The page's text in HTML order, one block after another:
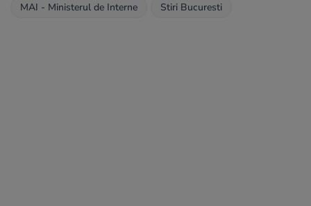
MAI - Ministerul de Interne
Stiri Bucuresti